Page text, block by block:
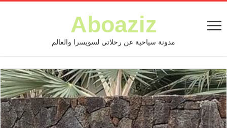
Aboaziz
مدونة سياحية عن رحلاتي لسويسرا والعالم